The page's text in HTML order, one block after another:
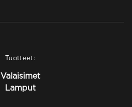
Tuotteet:
Valaisimet
Lamput